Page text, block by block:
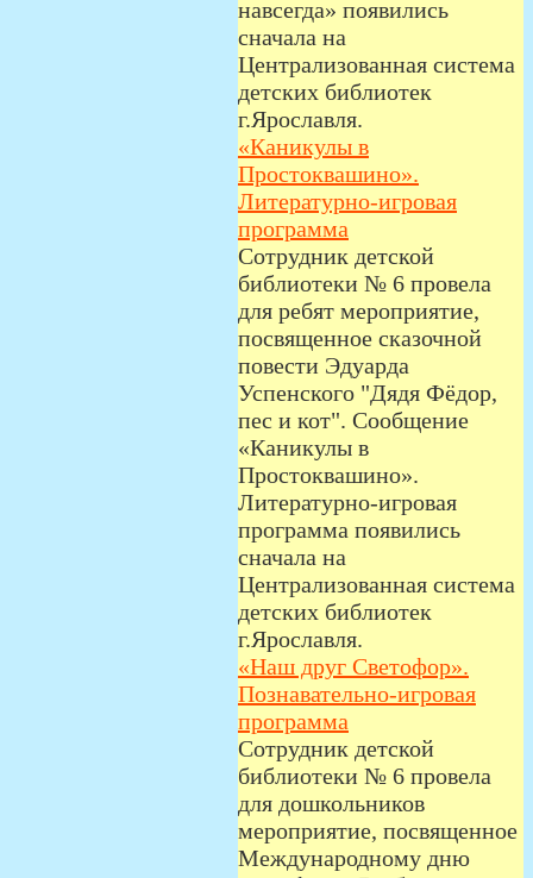
навсегда» появились
сначала на
Централизованная система
детских библиотек
г.Ярославля.
«Каникулы в
Простоквашино».
Литературно-игровая
программа
Сотрудник детской
библиотеки № 6 провела
для ребят мероприятие,
посвященное сказочной
повести Эдуарда
Успенского "Дядя Фёдор,
пес и кот". Сообщение
«Каникулы в
Простоквашино».
Литературно-игровая
программа появились
сначала на
Централизованная система
детских библиотек
г.Ярославля.
«Наш друг Светофор».
Познавательно-игровая
программа
Сотрудник детской
библиотеки № 6 провела
для дошкольников
мероприятие, посвященное
Международному дню